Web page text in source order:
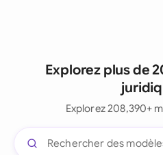
Explorez plus de
Explorez 208,390+